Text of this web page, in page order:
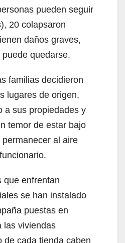
pueden seguir
20 colapsaron
daños graves,
quedarse.
familias decidieron
lugares de origen,
a sus propiedades y
temor de estar bajo
al aire
que enfrentan
se han instalado
puestas en
las viviendas
de cada tienda caben